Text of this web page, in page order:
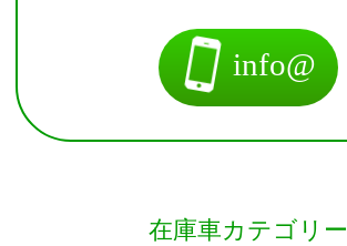
info@
在庫車カテゴリー